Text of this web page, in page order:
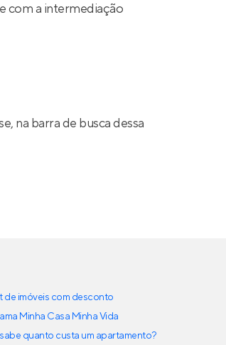
com a intermediação
na barra de busca dessa
de imóveis com desconto
Minha Casa Minha Vida
quanto custa um apartamento?